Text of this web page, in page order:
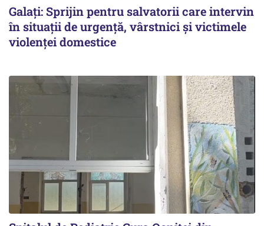
Galați: Sprijin pentru salvatorii care intervin
în situații de urgență, vârstnici și victimele
violenței domestice